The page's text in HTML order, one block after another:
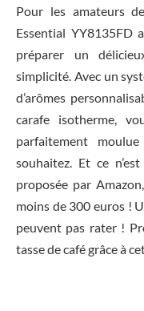
Pour les amateurs
Essential YY8135FD
préparer un
simplicité. Avec un
d’arômes
carafe isotherme,
parfaitement
souhaitez. Et ce
proposée par
moins de 300 euros !
peuvent pas rater !
tasse de café grâce à